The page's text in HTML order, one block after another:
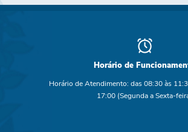
Horário de
Horário de Atendimento: das 08:30 às
17:00 (Segunda a Sexta-